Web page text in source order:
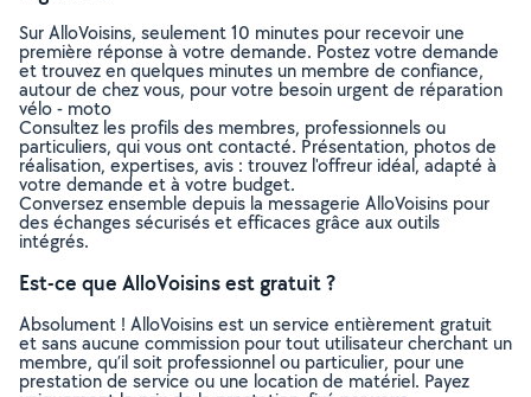
Sur AlloVoisins, seulement 10 minutes pour recevoir une
première réponse à votre demande. Postez votre demande
et trouvez en quelques minutes un membre de confiance,
autour de chez vous, pour votre besoin urgent de réparation
vélo - moto
Consultez les profils des membres, professionnels ou
particuliers, qui vous ont contacté. Présentation, photos de
réalisation, expertises, avis : trouvez l'offreur idéal, adapté à
votre demande et à votre budget.
Conversez ensemble depuis la messagerie AlloVoisins pour
des échanges sécurisés et efficaces grâce aux outils
intégrés.
Est-ce que AlloVoisins est gratuit ?
Absolument ! AlloVoisins est un service entièrement gratuit
et sans aucune commission pour tout utilisateur cherchant un
membre, qu’il soit professionnel ou particulier, pour une
prestation de service ou une location de matériel. Payez